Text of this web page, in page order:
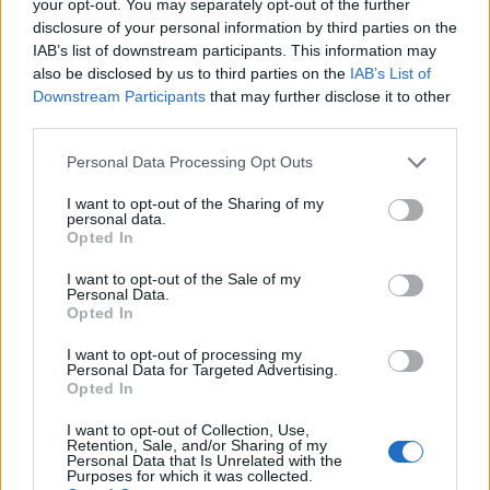
your opt-out. You may separately opt-out of the further
disclosure of your personal information by third parties on the
IAB’s list of downstream participants. This information may
also be disclosed by us to third parties on the IAB’s List of
Downstream Participants that may further disclose it to other
Personal Data Processing Opt Outs
I want to opt-out of the Sharing of my
personal data.
Opted In
I want to opt-out of the Sale of my
Personal Data.
Opted In
I want to opt-out of processing my
Personal Data for Targeted Advertising.
Opted In
I want to opt-out of Collection, Use,
Retention, Sale, and/or Sharing of my
Personal Data that Is Unrelated with the
Purposes for which it was collected.
Staran luetuimmat
1
MATKAILU